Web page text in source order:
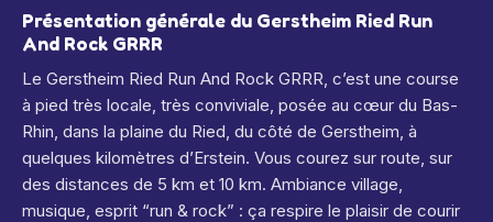
Présentation générale du Gerstheim Ried Run
And Rock GRRR
Le Gerstheim Ried Run And Rock GRRR, c’est une course
à pied très locale, très conviviale, posée au cœur du Bas-
Rhin, dans la plaine du Ried, du côté de Gerstheim, à
quelques kilomètres d’Erstein. Vous courez sur route, sur
des distances de 5 km et 10 km. Ambiance village,
musique, esprit “run & rock” : ça respire le plaisir de courir